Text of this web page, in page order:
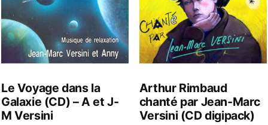
Le Voyage dans la
Galaxie (CD) – A et J-
M Versini
Arthur Rimbaud
chanté par Jean-Marc
Versini (CD digipack)